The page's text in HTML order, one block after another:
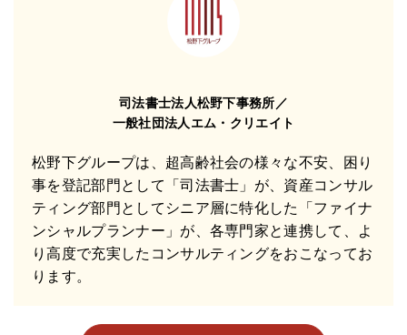
司法書士法人松野下事務所／
一般社団法人エム・クリエイト
松野下グループは、超高齢社会の様々な不安、困り
事を登記部門として「司法書士」が、資産コンサル
ティング部門としてシニア層に特化した「ファイナ
ンシャルプランナー」が、各専門家と連携して、よ
り高度で充実したコンサルティングをおこなってお
ります。